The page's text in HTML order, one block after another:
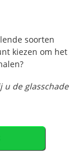
soorten
kiezen om het
u de glasschade